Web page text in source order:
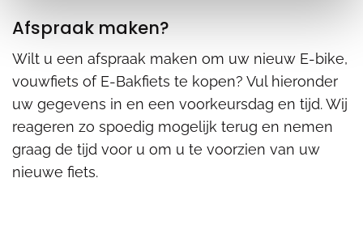
Afspraak maken?
Wilt u een afspraak maken om uw nieuw E-bike,
vouwfiets of E-Bakfiets te kopen? Vul hieronder
uw gegevens in en een voorkeursdag en tijd. Wij
reageren zo spoedig mogelijk terug en nemen
graag de tijd voor u om u te voorzien van uw
nieuwe fiets.